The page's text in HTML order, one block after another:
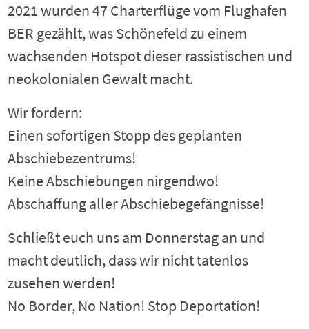
2021 wurden 47 Charterflüge vom Flughafen
BER gezählt, was Schönefeld zu einem
wachsenden Hotspot dieser rassistischen und
neokolonialen Gewalt macht.
Wir fordern:
Einen sofortigen Stopp des geplanten
Abschiebezentrums!
Keine Abschiebungen nirgendwo!
Abschaffung aller Abschiebegefängnisse!
Schließt euch uns am Donnerstag an und
macht deutlich, dass wir nicht tatenlos
zusehen werden!
No Border, No Nation! Stop Deportation!